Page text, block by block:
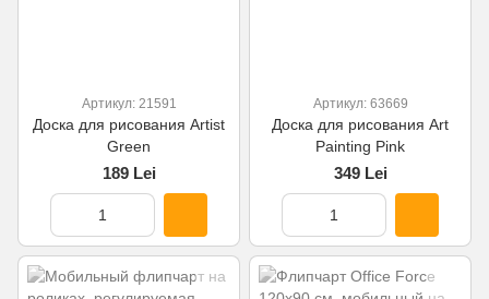
Артикул: 21591
Доска для рисования Artist
Green
189 Lei
Артикул: 63669
Доска для рисования Art
Painting Pink
349 Lei